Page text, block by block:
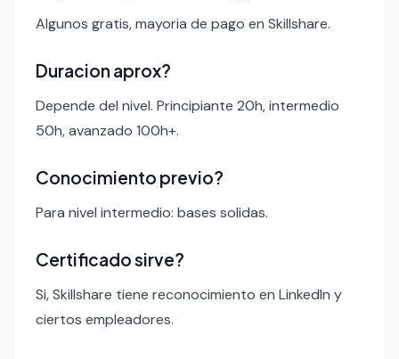
Algunos gratis, mayoria de pago en Skillshare.
Duracion aprox?
Depende del nivel. Principiante 20h, intermedio
50h, avanzado 100h+.
Conocimiento previo?
Para nivel intermedio: bases solidas.
Certificado sirve?
Si, Skillshare tiene reconocimiento en LinkedIn y
ciertos empleadores.